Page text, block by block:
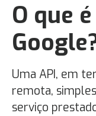
O que
Uma API, em
remota,
serviço